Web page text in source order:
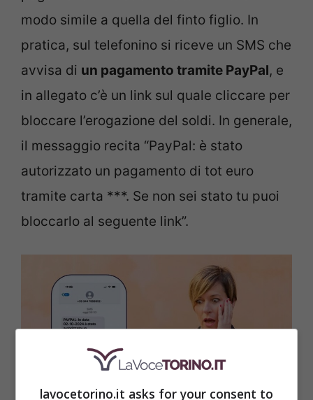
modo simile a quella del finto figlio. In
pratica, sul telefonino si riceve un SMS che
avvisa di un pagamento tramite PayPal, e
in allegato c’è un link sul quale cliccare per
bloccare l’erogazione del soldi. In generale,
il messaggio recita “PayPal: è stato
autorizzato un pagamento di tot euro
tramite carta ***. Se non sei stato tu puoi
bloccarlo al seguente link”.
lavocetorino.it asks for your consent to